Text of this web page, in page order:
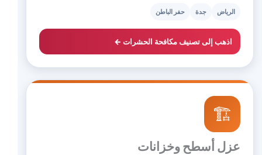
الرياض جدة حفر الباطن
اذهب إلى تصنيف مكافحة الحشرات ←
🏗️
عزل أسطح وخزانات